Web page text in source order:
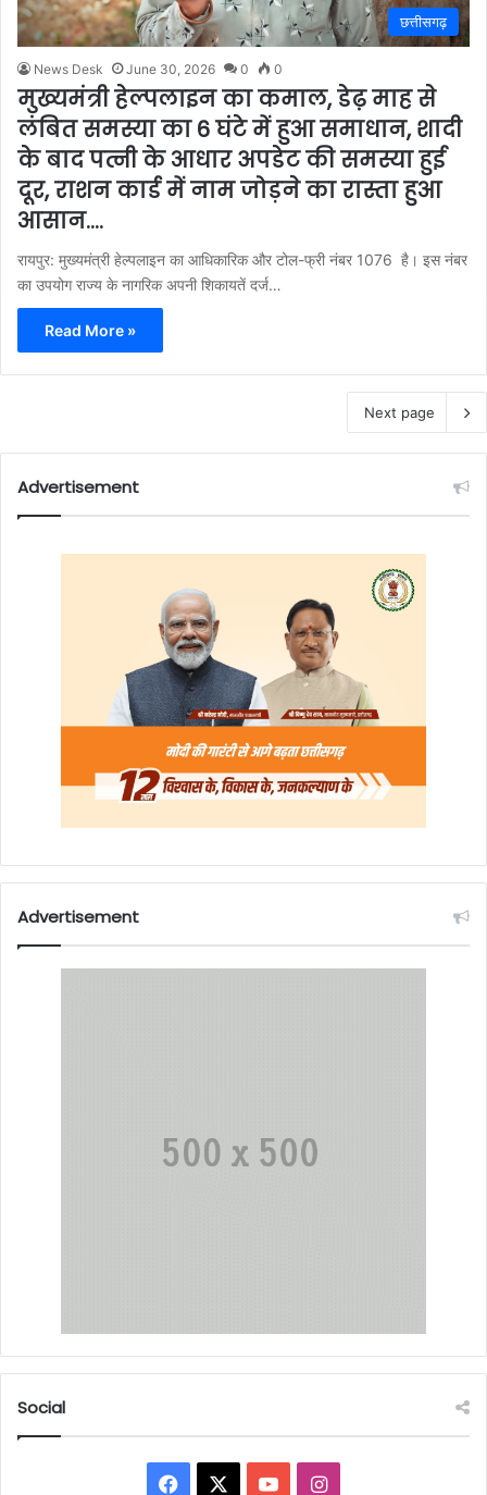
छत्तीसगढ़
News Desk June 30, 2026 0 0
मुख्यमंत्री हेल्पलाइन का कमाल, डेढ़ माह से
लंबित समस्या का 6 घंटे में हुआ समाधान, शादी
के बाद पत्नी के आधार अपडेट की समस्या हुई
दूर, राशन कार्ड में नाम जोड़ने का रास्ता हुआ
आसान….
रायपुर: मुख्यमंत्री हेल्पलाइन का आधिकारिक और टोल-फ्री नंबर 1076 है। इस नंबर
का उपयोग राज्य के नागरिक अपनी शिकायतें दर्ज…
Read More »
Next page
Advertisement
Advertisement
Social
Facebook YouTubeInstagram